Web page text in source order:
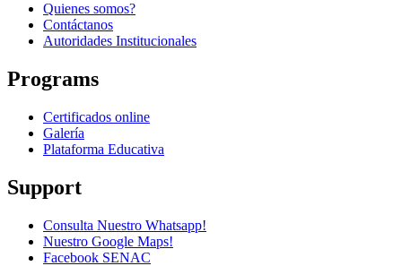
Quienes somos?
Contáctanos
Autoridades Institucionales
Programs
Certificados online
Galería
Plataforma Educativa
Support
Consulta Nuestro Whatsapp!
Nuestro Google Maps!
Facebook SENAC